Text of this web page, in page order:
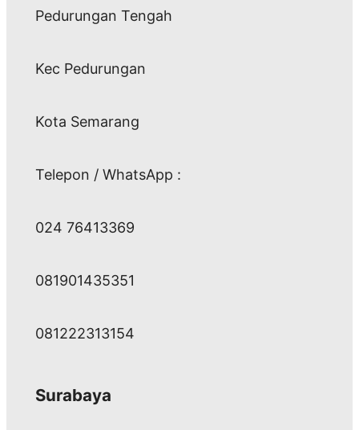
Pedurungan Tengah
Kec Pedurungan
Kota Semarang
Telepon / WhatsApp :
024 76413369
081901435351
081222313154
Surabaya